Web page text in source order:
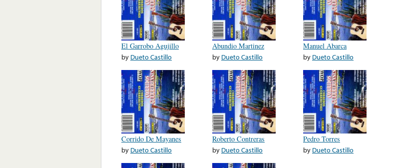
El Garrobo Agujillo
by Dueto Castillo
Abundio Martinez
by Dueto Castillo
Manuel Abarca
by Dueto Castillo
Corrido De Mayanes
by Dueto Castillo
Roberto Contreras
by Dueto Castillo
Pedro Torres
by Dueto Castillo